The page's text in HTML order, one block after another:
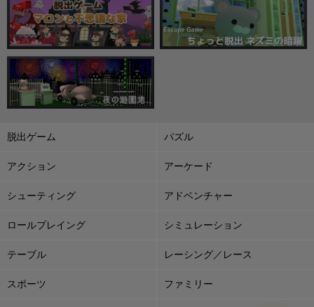
脱出ゲーム パズル
アクション アーケード
シューティング アドベンチャー
ロールプレイング シミュレーション
テーブル レーシング／レース
スポーツ ファミリー